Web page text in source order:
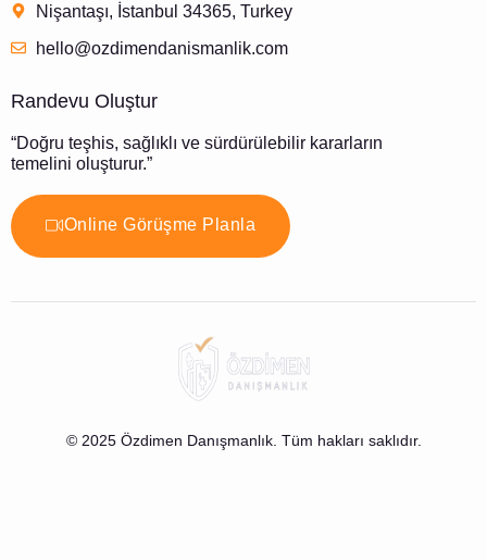
Nişantaşı, İstanbul 34365, Turkey
hello@ozdimendanismanlik.com
Randevu Oluştur
“Doğru teşhis, sağlıklı ve sürdürülebilir kararların
temelini oluşturur.”
Online Görüşme Planla
© 2025 Özdimen Danışmanlık. Tüm hakları saklıdır.